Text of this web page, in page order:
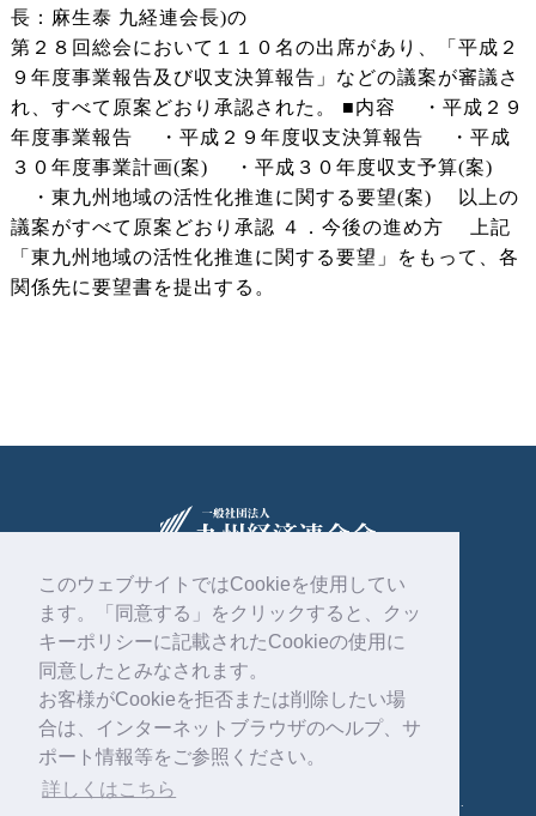
このウェブサイトではCookieを使用してい
ます。「同意する」をクリックすると、クッ
キーポリシーに記載されたCookieの使用に
同意したとみなされます。
お客様がCookieを拒否または削除したい場
合は、インターネットブラウザのヘルプ、サ
ポート情報等をご参照ください。
詳しくはこちら
長：麻生泰 九経連会長)の
第２８回総会において１１０名の出席があり、「平成２
９年度事業報告及び収支決算報告」などの議案が審議さ
れ、すべて原案どおり承認された。 ■内容 ・平成２９
年度事業報告 ・平成２９年度収支決算報告 ・平成
３０年度事業計画(案) ・平成３０年度収支予算(案)
・東九州地域の活性化推進に関する要望(案) 以上の
議案がすべて原案どおり承認 ４．今後の進め方 上記
「東九州地域の活性化推進に関する要望」をもって、各
関係先に要望書を提出する。
〒810-0004
福岡市中央区渡辺通2丁目1番82号
092-761-4261
Copyright © 一般社団法人 九州経済連合会 . All rights reserved.